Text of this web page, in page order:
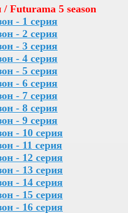
Futurama 5 season
- 1 серия
- 2 серия
- 3 серия
- 4 серия
- 5 серия
- 6 серия
- 7 серия
- 8 серия
- 9 серия
- 10 серия
- 11 серия
- 12 серия
- 13 серия
- 14 серия
- 15 серия
- 16 серия